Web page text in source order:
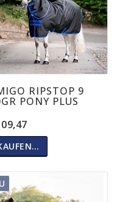
RIPSTOP 9
PONY PLUS